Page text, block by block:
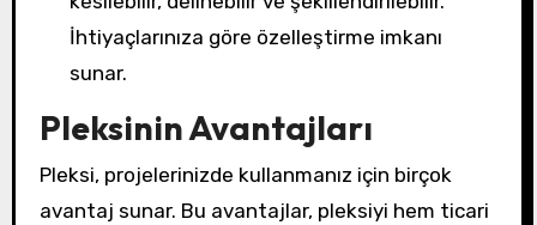
İhtiyaçlarınıza göre özelleştirme imkanı
sunar.
Pleksinin Avantajları
Pleksi, projelerinizde kullanmanız için birçok
avantaj sunar. Bu avantajlar, pleksiyi hem ticari